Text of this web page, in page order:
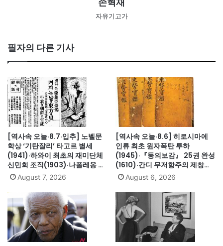
자유기고가
필자의 다른 기사
[역사속 오늘·8.7·입추] 노벨문
학상 ‘기탄잘리’ 타고르 별세
(1941)·하와이 최초의 재미단체
신민회 조직(1903)·나폴레옹 세
인트헬레나섬 유배(1815)·英 해
군, 스페인 무적함대 격파
(1588)·美 화성탐사로봇 큐리오
시티 화성 착륙(2012)·日, 화이
트리스트에서 한국 제외(2019)
August 7, 2026
[역사속 오늘·8.6] 히로시마에
인류 최초 원자폭탄 투하
(1945)·『동의보감』 25권 완성
(1610)·간디 무저항주의 제창
(1931)·대전엑스포 개막(1993)·
자메이카, 영국에서 독립(1962)
August 6, 2026